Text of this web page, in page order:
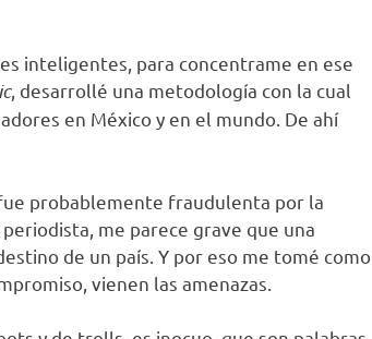
inteligentes, para concentrame en ese
, desarrollé una metodología con la cual
en México y en el mundo. De ahí
probablemente fraudulenta por la
me parece grave que una
de un país. Y por eso me tomé como
vienen las amenazas.